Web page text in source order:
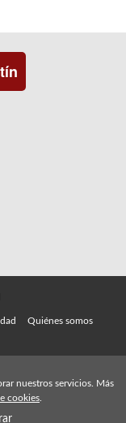
Quiénes somos
nuestros servicios. Más
cookies